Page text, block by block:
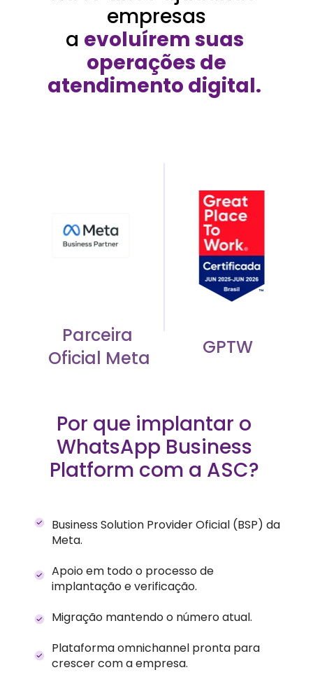
empresas
a evoluírem suas
operações de
atendimento digital.
Parceira
Oficial Meta
GPTW
Por que implantar o
WhatsApp Business
Platform com a ASC?
Business Solution Provider Oficial (BSP) da
Meta.
Apoio em todo o processo de
implantação e verificação.
Migração mantendo o número atual.
Plataforma omnichannel pronta para
crescer com a empresa.